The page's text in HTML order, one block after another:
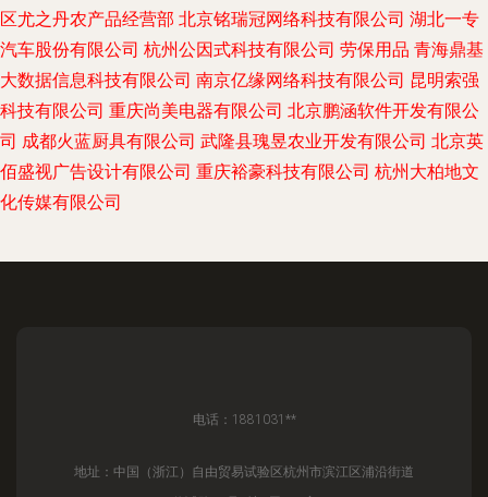
区尤之丹农产品经营部 北京铭瑞冠网络科技有限公司 湖北一专
汽车股份有限公司 杭州公因式科技有限公司 劳保用品 青海鼎基
大数据信息科技有限公司 南京亿缘网络科技有限公司 昆明索强
科技有限公司 重庆尚美电器有限公司 北京鹏涵软件开发有限公
司 成都火蓝厨具有限公司 武隆县瑰昱农业开发有限公司 北京英
佰盛视广告设计有限公司 重庆裕豪科技有限公司 杭州大柏地文
化传媒有限公司
电话：1881031**
地址：中国（浙江）自由贸易试验区杭州市滨江区浦沿街道